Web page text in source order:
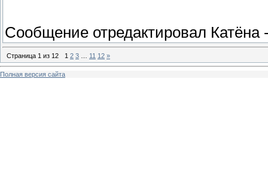
Сообщение отредактировал Катёна
Страница 1 из 12 1 2 3 11 12 »
Полная версия сайта